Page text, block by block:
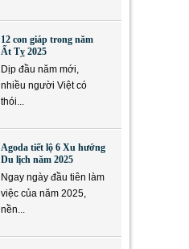
12 con giáp trong năm
Ất Tỵ 2025
Dịp đầu năm mới,
nhiều người Việt có
thói...
Agoda tiết lộ 6 Xu hướng
Du lịch năm 2025
Ngay ngày đầu tiên làm
việc của năm 2025,
nền...